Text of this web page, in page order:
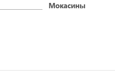
Мокасины